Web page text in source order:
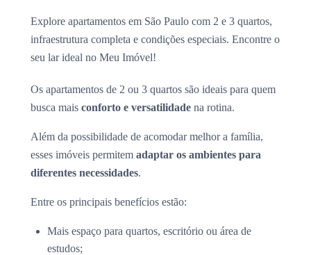
Explore apartamentos em São Paulo com 2 e 3 quartos,
infraestrutura completa e condições especiais. Encontre o
seu lar ideal no Meu Imóvel!
Os apartamentos de 2 ou 3 quartos são ideais para quem
busca mais conforto e versatilidade na rotina.
Além da possibilidade de acomodar melhor a família,
esses imóveis permitem adaptar os ambientes para
diferentes necessidades.
Entre os principais benefícios estão:
Mais espaço para quartos, escritório ou área de
estudos;